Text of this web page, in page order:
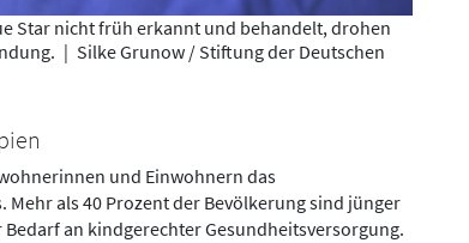
Star nicht früh erkannt und behandelt, drohen
| Silke Grunow / Stiftung der Deutschen
und Einwohnern das
als 40 Prozent der Bevölkerung sind jünger
an kindgerechter Gesundheitsversorgung.